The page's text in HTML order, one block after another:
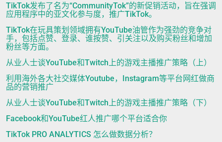
TikTok发布了名为“CommunityTok”的新促销活动，旨在强调
应用程序中的亚文化参与度，推广TikTok。
TikTok在玩具策划领域拥有YouTube油管作为强劲的竞争对
手，包括点赞、登录、谁按赞、引关注以及购买粉丝和增加
粉丝等方面。
从业人士谈YouTube和Twitch上的游戏主播推广策略（上）
利用海外各大社交媒体Youtube，Instagram等平台网红做商
品的营销推广
从业人士谈YouTube和Twitch上的游戏主播推广策略（下）
Facebook和YouTube红人推广哪个平台适合你
TikTok PRO ANALYTICS 怎么做数据分析？